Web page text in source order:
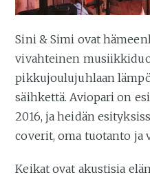
Sini & Simi ovat
vivahteinen
pikkujoulujuhlaan
säihkettä. Aviopari on
2016, ja heidän
coverit, oma tuotanto ja
Keikat ovat akustisia